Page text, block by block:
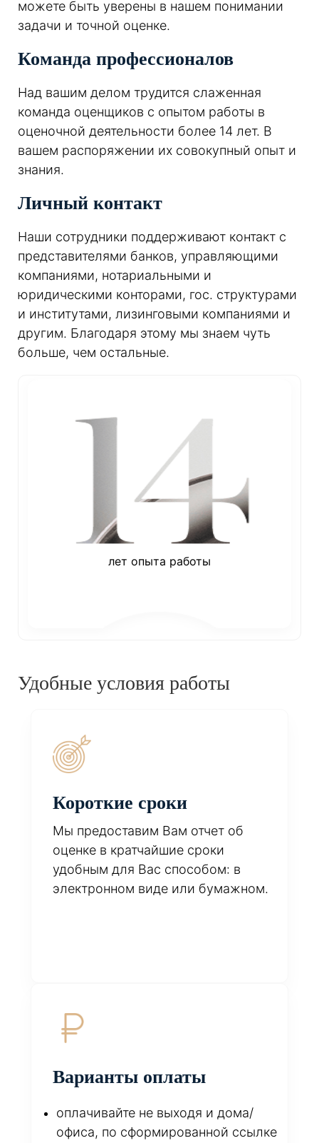
можете быть уверены в нашем понимании
задачи и точной оценке.
Команда профессионалов
Над вашим делом трудится слаженная
команда оценщиков с опытом работы в
оценочной деятельности более 14 лет. В
вашем распоряжении их совокупный опыт и
знания.
Личный контакт
Наши сотрудники поддерживают контакт с
представителями банков, управляющими
компаниями, нотариальными и
юридическими конторами, гос. структурами
и институтами, лизинговыми компаниями и
другим. Благодаря этому мы знаем чуть
больше, чем остальные.
лет опыта работы
Удобные условия работы
Короткие сроки
Мы предоставим Вам отчет об
оценке в кратчайшие сроки
удобным для Вас способом: в
электронном виде или бумажном.
Варианты оплаты
оплачивайте не выходя и дома/
офиса, по сформированной ссылке